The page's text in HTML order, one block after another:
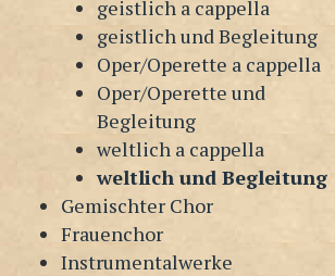
geistlich a cappella
geistlich und Begleitung
Oper/Operette a cappella
Oper/Operette und
Begleitung
weltlich a cappella
weltlich und Begleitung
Gemischter Chor
Frauenchor
Instrumentalwerke